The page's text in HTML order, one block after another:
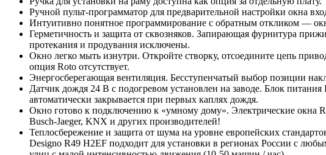
Ручной пульт-программатор для предварительной настройки окна
Интуитивно понятное программирование с обратным откликом —
Герметичность и защита от сквозняков. Запирающая фурнитура
протекания и продувания исключены.
Окно легко мыть изнутри. Откройте створку, отсоедините цепь
опция Roto отсутствует.
Энергосберегающая вентиляция. Бесступенчатый выбор позиции
Датчик дождя 24 В c подогревом установлен на заводе. Блок
автоматически закрывается при первых каплях дождя.
Окно готово к подключению к «умному дому». Электрические окна
Busch-Jaeger, KNX и других производителей!
Теплосбережение и защита от шума на уровне европейских
Designo R49 H2EF подходит для установки в регионах России с